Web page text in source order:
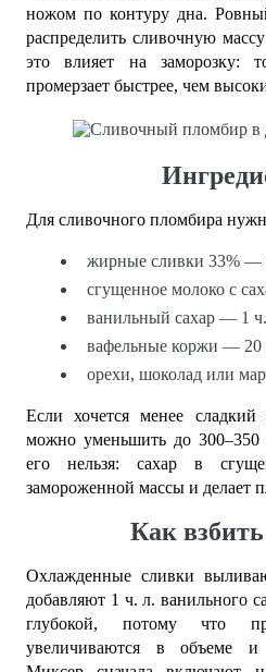
ножом по контуру дна.
распределить сливочную
это влияет на заморозку:
промерзает быстрее, чем
Для сливочного пломбира
жирные сливки 33% —
сгущенное молоко с
ванильный сахар — 1
вафельные коржи — 20
орехи, шоколад или
Если хочется менее
можно уменьшить до 300–350
его нельзя: сахар в
замороженной массы и делает
Как
Охлажденные сливки
добавляют 1 ч. л. ванильного
глубокой, потому что
увеличиваются в объеме и